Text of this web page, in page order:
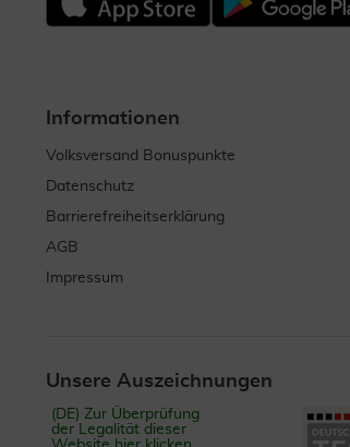
Informationen
Volksversand Bonuspunkte
Datenschutz
Barrierefreiheitserklärung
AGB
Impressum
Unsere Auszeichnungen
(DE) Zur Überprüfung
der Legalität dieser